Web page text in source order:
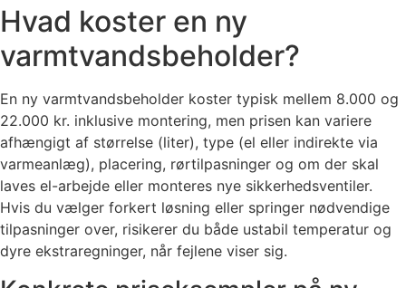
Hvad koster en ny
varmtvandsbeholder?
En ny varmtvandsbeholder koster typisk mellem 8.000 og
22.000 kr. inklusive montering, men prisen kan variere
afhængigt af størrelse (liter), type (el eller indirekte via
varmeanlæg), placering, rørtilpasninger og om der skal
laves el-arbejde eller monteres nye sikkerhedsventiler.
Hvis du vælger forkert løsning eller springer nødvendige
tilpasninger over, risikerer du både ustabil temperatur og
dyre ekstraregninger, når fejlene viser sig.